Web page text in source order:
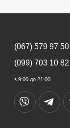
(067) 579 97 50
(099) 703 10 82
з 9:00 до 21:00